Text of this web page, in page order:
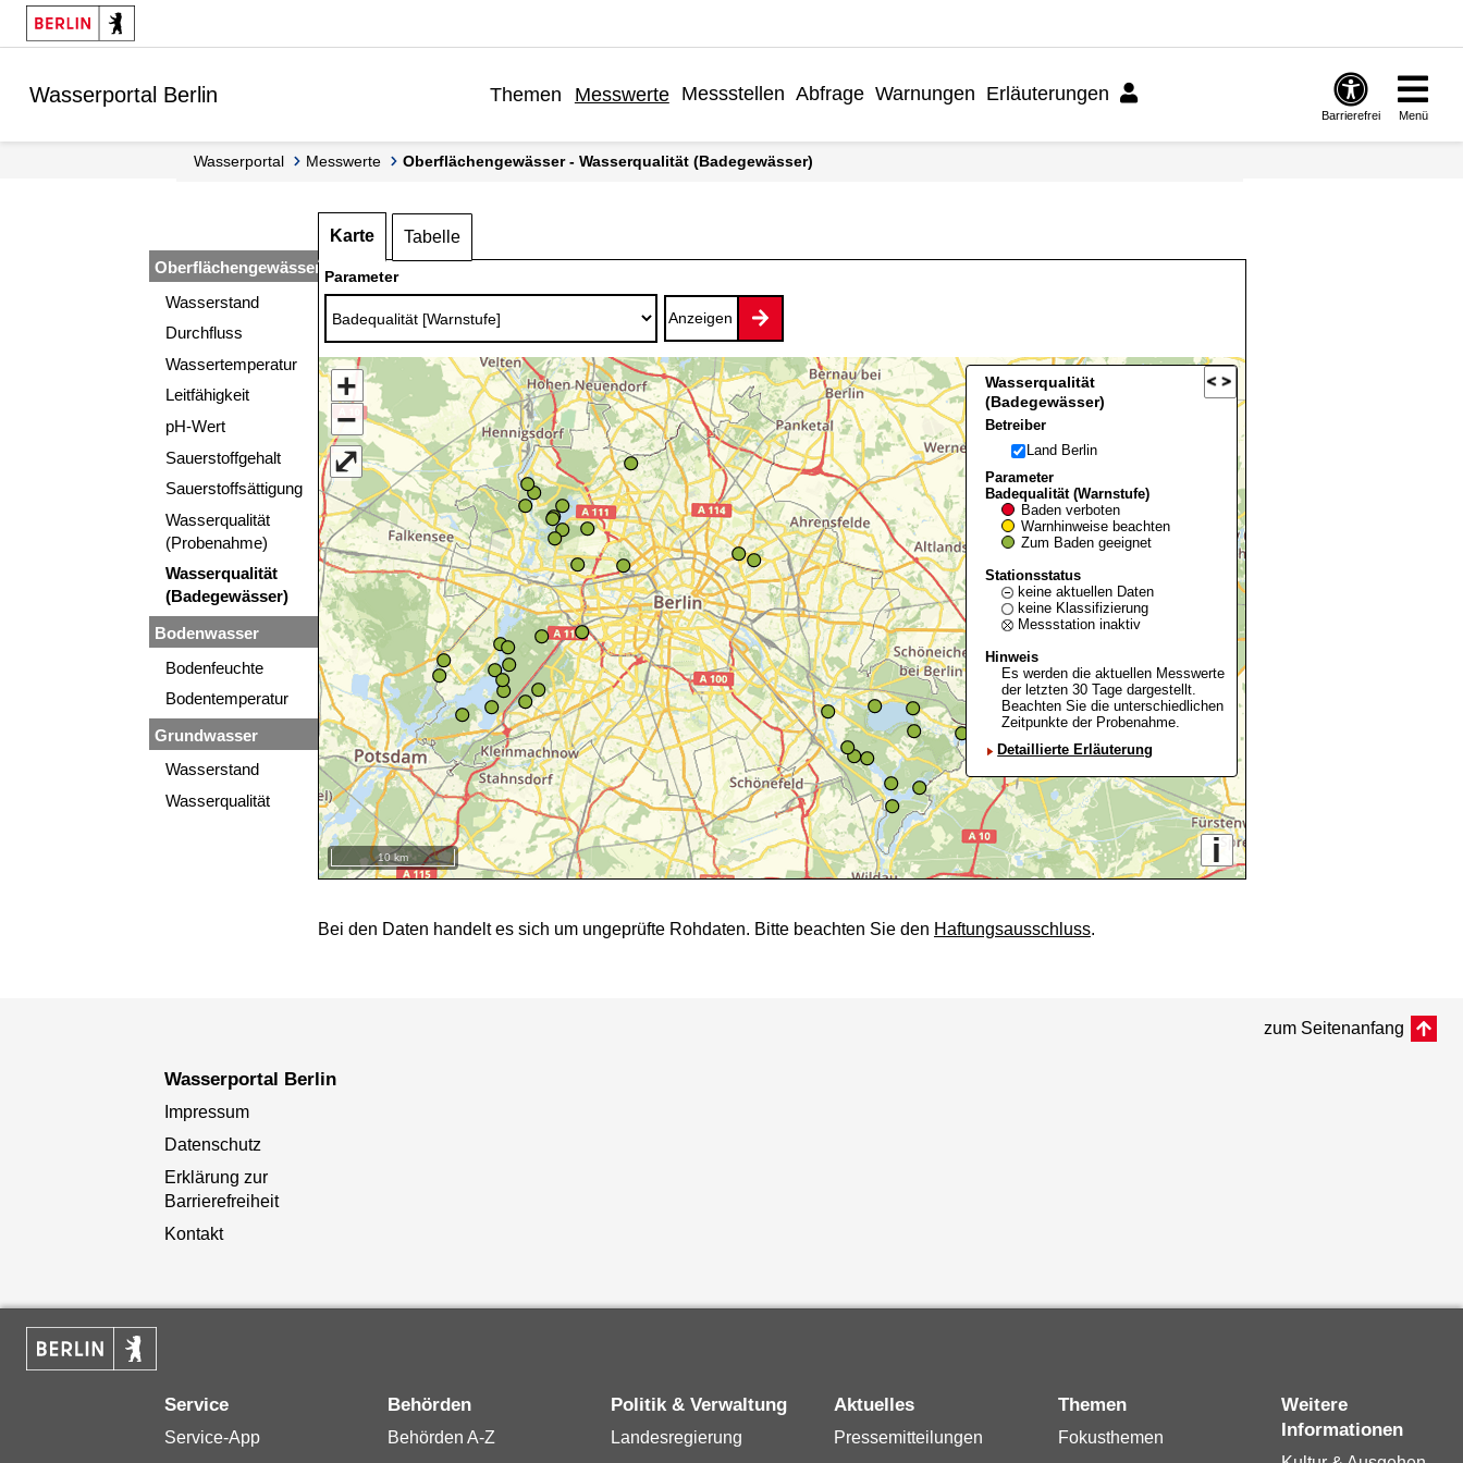
Springe zur Navigation
Springe zum Inhalt
Wasserportal Berlin Themen Messwerte Messstellen Abfrage Warnungen Erläuterungen
Barrierefrei Menü
Wasserportal Messwerte Oberflächengewässer - Wasserqualität (Badegewässer)
Oberflächengewässer
Wasserstand
Durchfluss
Wassertemperatur
Leitfähigkeit
pH-Wert
Sauerstoffgehalt
Sauerstoffsättigung
Wasserqualität
(Probenahme)
Wasserqualität
(Badegewässer)
Bodenwasser
Bodenfeuchte
Bodentemperatur
Grundwasser
Wasserstand
Wasserqualität
Karte Tabelle
Parameter
Anzeigen
+
−
i
⤢
10 km
−
Wasserqualität
(Badegewässer)
Betreiber
Land Berlin
Parameter
Badequalität (Warnstufe)
Baden verboten
Warnhinweise beachten
Zum Baden geeignet
Stationsstatus
keine aktuellen Daten
keine Klassifizierung
Messstation inaktiv
Hinweis
Es werden die aktuellen Messwerte
der letzten 30 Tage dargestellt.
Beachten Sie die unterschiedlichen
Zeitpunkte der Probenahme.
Detaillierte Erläuterung
Bei den Daten handelt es sich um ungeprüfte Rohdaten. Bitte beachten Sie den Haftungsausschluss.
zum Seitenanfang
Wasserportal Berlin
Impressum
Datenschutz
Erklärung zur
Barrierefreiheit
Kontakt
Service
Service-App
Behörden
Behörden A-Z
Politik & Verwaltung
Landesregierung
Aktuelles
Pressemitteilungen
Themen
Fokusthemen
Weitere
Informationen